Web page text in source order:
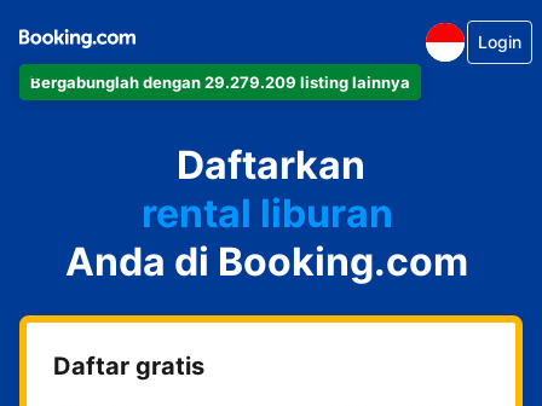
Bergabunglah dengan 29.279.209 listing lainnya
Login
Daftarkan
apartemen
hotel
rental liburan
guest house
bed & breakfast
Anda di Booking.com
Daftar gratis